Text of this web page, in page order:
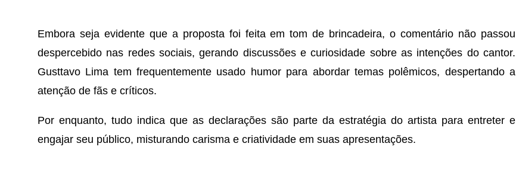
Embora seja evidente que a proposta foi feita em tom de brincadeira, o comentário não passou
despercebido nas redes sociais, gerando discussões e curiosidade sobre as intenções do cantor.
Gusttavo Lima tem frequentemente usado humor para abordar temas polêmicos, despertando a
atenção de fãs e críticos.
Por enquanto, tudo indica que as declarações são parte da estratégia do artista para entreter e
engajar seu público, misturando carisma e criatividade em suas apresentações.